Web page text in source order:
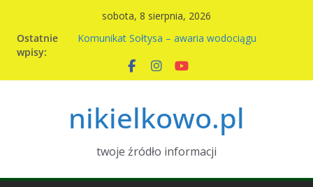
treści
sobota, 8 sierpnia, 2026
Ostatnie
wpisy:
Komunikat Sołtysa – awaria wodociągu
Nikielkowie na 2026r
Kiermasz ciast na rzecz parafii
Wymiana nasion w Nikielkowie
nikielkowo.pl
twoje źródło informacji